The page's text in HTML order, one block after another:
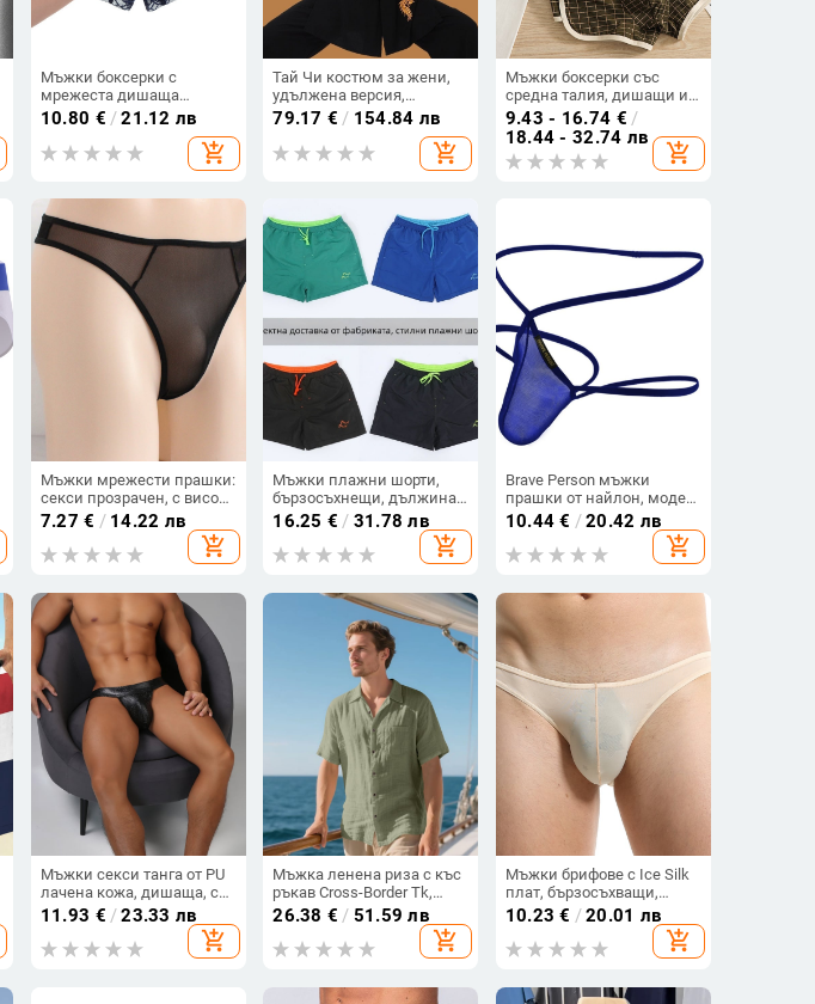
Мъжки боксерки с
мрежеста дишаща
материя – найлонова
основна тъкан, ниска
талия, плоско сплетение,
подплата от найлон
10.80 € /21.12 лв
add_shopping_cart
Тай Чи костюм за жени,
удължена версия,
тренировъчен комплект
Eight-Section Brocade
79.17 € / 154.84 лв
add_shopping_cart
Мъжки боксерки със
средна талия, дишащи и
антибактериални, 90–95%
памук, райета
9.43 - 16.74 € /
18.44 - 32.74 лв
add_shopping_cart
Мъжки мрежести прашки:
секси прозрачен, с висока
еластичност
7.27 € / 14.22 лв
add_shopping_cart
Мъжки плажни шорти,
бързосъхнещи, дължина
3/4 с подплата,
едноцветен модел,
полиестерова тъкан
16.25 € / 31.78 лв
add_shopping_cart
Brave Person мъжки
прашки от найлон, модел
B1189
10.44 € /20.42 лв
add_shopping_cart
Мъжки секси танга от PU
лачена кожа, дишаща, с
U-образен джоб
11.93 € /23.33 лв
add_shopping_cart
Мъжка ленена риза с къс
ръкав Cross-Border Tk,
ежедневна дишаща риза
с копчета, лятна
ваканционна плажна
26.38 € / 51.59 лв
add_shopping_cart
Мъжки брифове с Ice Silk
плат, бързосъхващи,
дишащи, жакардова
изработка, нисък талия
10.23 € /20.01 лв
add_shopping_cart